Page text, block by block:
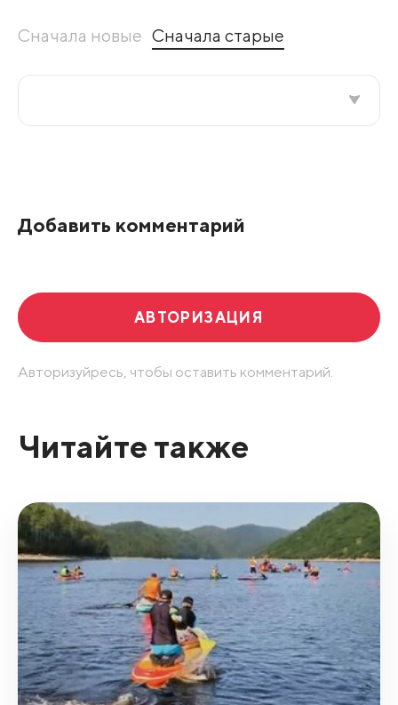
Сначала новые Сначала старые
Добавить комментарий
АВТОРИЗАЦИЯ
Авторизуйресь, чтобы оставить комментарий.
Читайте также